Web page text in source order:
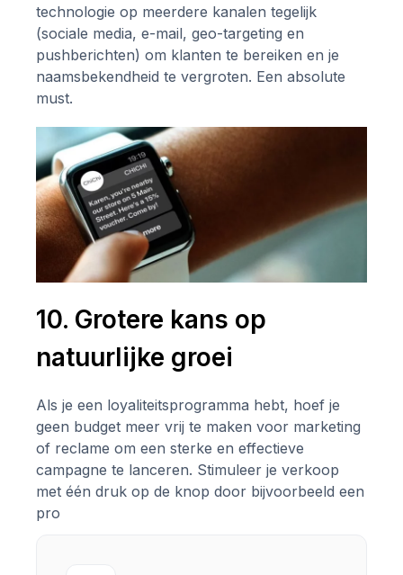
technologie op meerdere kanalen tegelijk
(sociale media, e-mail, geo-targeting en
pushberichten) om klanten te bereiken en je
naamsbekendheid te vergroten. Een absolute
must.
10. Grotere kans op
natuurlijke groei
Als je een loyaliteitsprogramma hebt, hoef je
geen budget meer vrij te maken voor marketing
of reclame om een sterke en effectieve
campagne te lanceren. Stimuleer je verkoop
met één druk op de knop door bijvoorbeeld een
pro